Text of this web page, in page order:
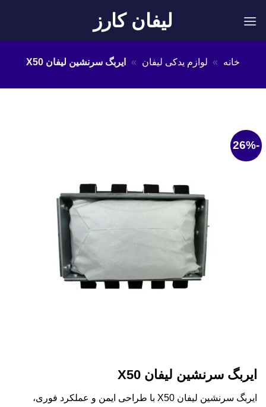
لیفان کارز
خانه » لوازم یدکی لیفان » ایربگ سرنشین لیفان X50
-26%
ایربگ سرنشین لیفان X50
ایربگ سرنشین لیفان X50 با طراحی ایمن و عملکرد فوری،